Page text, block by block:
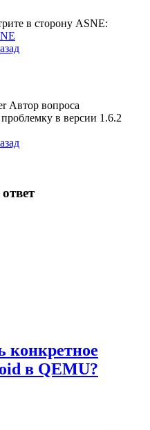
в сторону ASNE:
Автор вопроса
в версии 1.6.2
конкретное
в QEMU?